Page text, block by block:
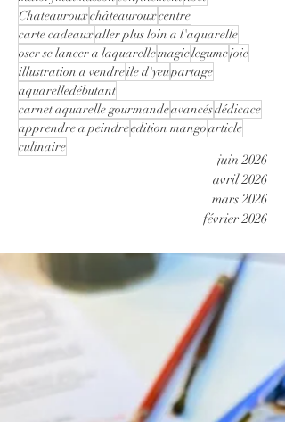
juin 2026
avril 2026
mars 2026
février 2026
Chateaurouxchâteaurouxcentre
carte cadeauxaller plus loin a l'aquarelle
oser se lancer a laquarellemagielegumejoie
illustration a vendreile d'yeupartage
aquarelledébutant
carnet aquarelle gourmandeavancésdédicace
apprendre a peindreedition mangoarticle
culinaire